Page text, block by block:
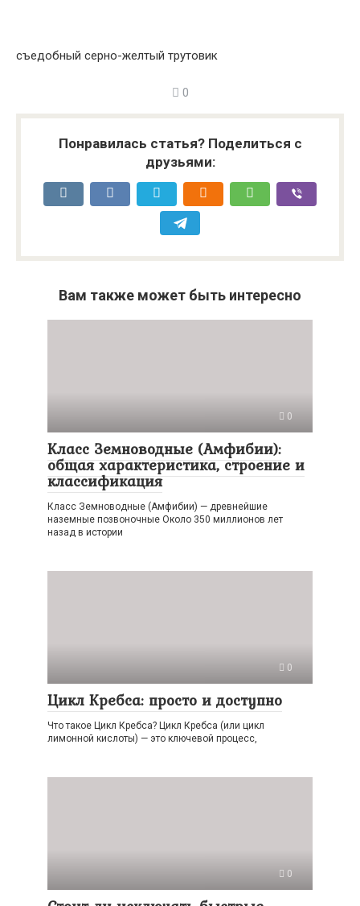
съедобный серно-желтый трутовик
0
Понравилась статья? Поделиться с
друзьями:
Вам также может быть интересно
0
Класс Земноводные (Амфибии):
общая характеристика, строение и
классификация
Класс Земноводные (Амфибии) — древнейшие
наземные позвоночные Около 350 миллионов лет
назад в истории
0
Цикл Кребса: просто и доступно
Что такое Цикл Кребса? Цикл Кребса (или цикл
лимонной кислоты) — это ключевой процесс,
0